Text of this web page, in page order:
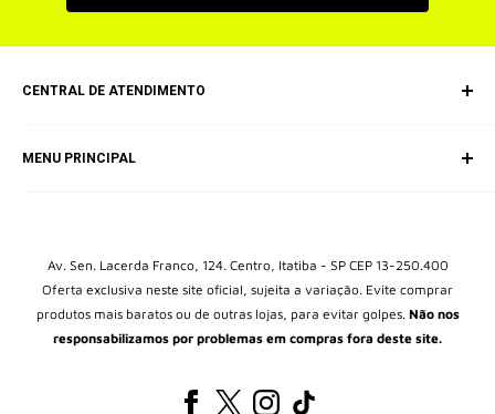
CENTRAL DE ATENDIMENTO
MENU PRINCIPAL
Álbuns
Packs
Av. Sen. Lacerda Franco, 124. Centro, Itatiba - SP CEP 13-250.400
Oferta exclusiva neste site oficial, sujeita a variação. Evite comprar
produtos mais baratos ou de outras lojas, para evitar golpes. Não nos
responsabilizamos por problemas em compras fora deste site.